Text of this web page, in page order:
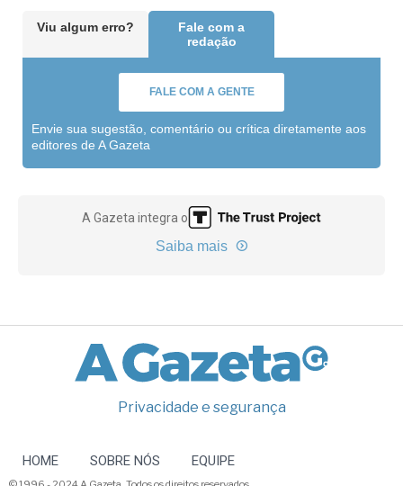
Viu algum erro?
Fale com a
redação
FALE COM A GENTE
Envie sua sugestão, comentário ou crítica diretamente aos
editores de A Gazeta
A Gazeta integra o
Saiba mais
Privacidade e segurança
HOME SOBRE NÓS EQUIPE